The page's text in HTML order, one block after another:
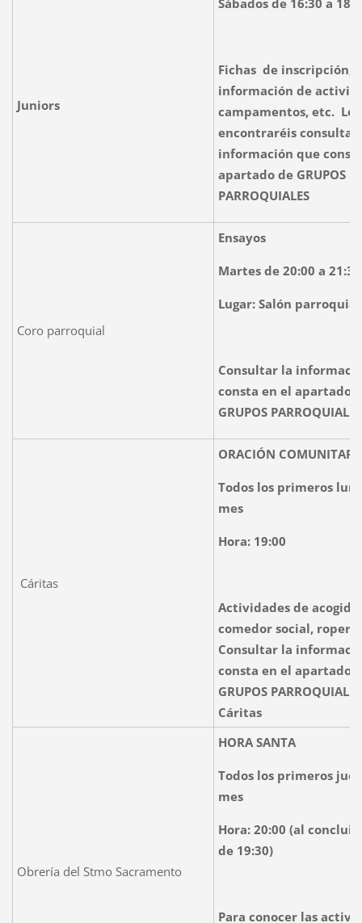
Juniors
Sábados de 16:30 a
Fichas de inscripción,
información de
campamentos, etc. Lo
encontraréis
información que
apartado de GRUPOS
PARROQUIALES
Coro parroquial
Ensayos
Martes de 20:00 a 21:30
Lugar: Salón parroquial
Consultar la
consta en el apartado
GRUPOS
Cáritas
ORACIÓN
Todos los primeros
mes
Hora: 19:00
Actividades de acogida,
comedor social, ropero:
Consultar la
consta en el apartado
GRUPOS
Cáritas
Obrería del Stmo Sacramento
HORA SANTA
Todos los primeros
mes
Hora: 20:00 (al concluir
de 19:30)
Para conocer las